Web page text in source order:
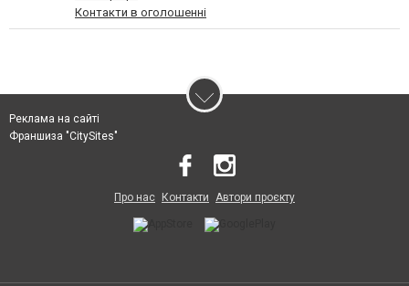
Контакти в оголошенні
Реклама на сайті
Франшиза "CitySites"
Про нас Контакти Автори проєкту